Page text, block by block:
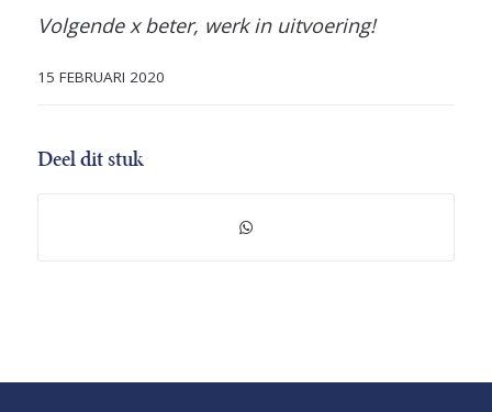
Volgende x beter, werk in uitvoering!
15 FEBRUARI 2020
Deel dit stuk